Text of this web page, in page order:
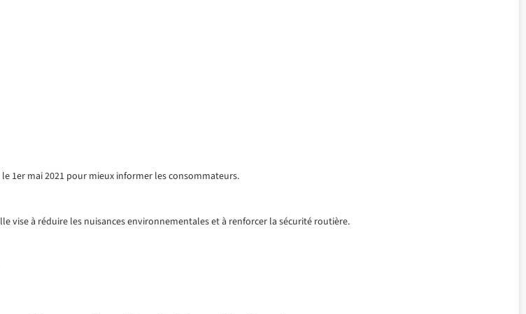
1er mai 2021 pour mieux informer les consommateurs.
vise à réduire les nuisances environnementales et à renforcer la sécurité routière.